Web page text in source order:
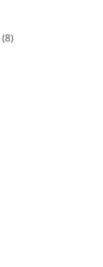
(8)